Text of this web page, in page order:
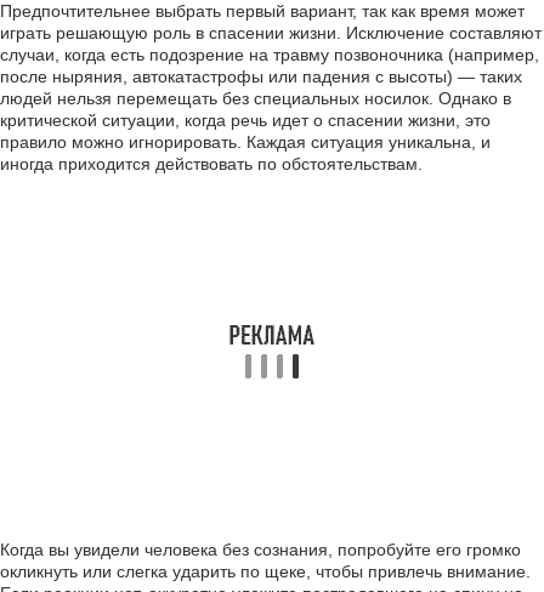
Предпочтительнее выбрать первый вариант, так как время может
играть решающую роль в спасении жизни. Исключение составляют
случаи, когда есть подозрение на травму позвоночника (например,
после ныряния, автокатастрофы или падения с высоты) — таких
людей нельзя перемещать без специальных носилок. Однако в
критической ситуации, когда речь идет о спасении жизни, это
правило можно игнорировать. Каждая ситуация уникальна, и
иногда приходится действовать по обстоятельствам.
Когда вы увидели человека без сознания, попробуйте его громко
окликнуть или слегка ударить по щеке, чтобы привлечь внимание.